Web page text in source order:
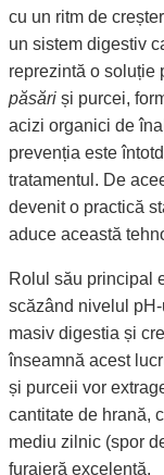
cu un ritm de
un sistem digestiv
reprezintă o soluție
păsări și purcei,
acizi organici de
prevenția este
tratamentul. De
devenit o practică
aduce această
Rolul său principal
scăzând nivelul
masiv digestia și
înseamnă acest
și purceii vor
cantitate de hrană,
mediu zilnic (spor
furajeră excelentă.